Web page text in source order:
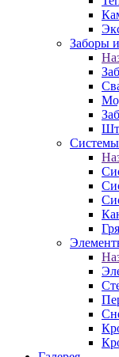
Заборы
Системы